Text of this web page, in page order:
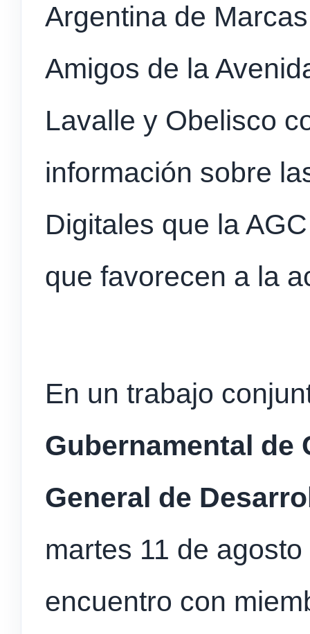
Argentina de
Amigos de la
Lavalle y Obelisco
información sobre
Digitales que la
que favorecen a la
En un trabajo
Gubernamental de
General de
martes 11 de
encuentro con